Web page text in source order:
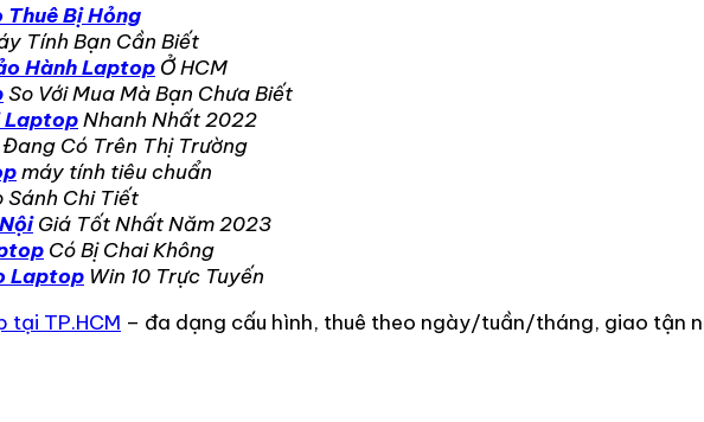
Bị Hỏng
Tính Bạn Cần Biết
Hành Laptop Ở HCM
So Với Mua Mà Bạn Chưa Biết
LaptopNhanh Nhất 2022
Có Trên Thị Trường
máy tính tiêu chuẩn
Sánh Chi Tiết
Giá Tốt Nhất Năm 2023
Có Bị Chai Không
Laptop Win 10 Trực Tuyến
tại TP.HCM – đa dạng cấu hình, thuê theo ngày/tuần/tháng, giao tận